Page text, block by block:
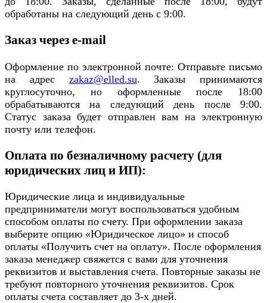
обработаны на следующий день с 9:00.
Заказ через e-mail
Оформление по электронной почте: Отправьте письмо
на адрес zakaz@elled.su. Заказы принимаются
круглосуточно, но оформленные после 18:00
обрабатываются на следующий день после 9:00.
Статус заказа будет отправлен вам на электронную
почту или телефон.
Оплата по безналичному расчету (для
юридических лиц и ИП):
Юридические лица и индивидуальные
предприниматели могут воспользоваться удобным
способом оплаты по счету. При оформлении заказа
выберите опцию «Юридическое лицо» и способ
оплаты «Получить счет на оплату». После оформления
заказа менеджер свяжется с вами для уточнения
реквизитов и выставления счета. Повторные заказы не
требуют повторного уточнения реквизитов. Срок
оплаты счета составляет до 3-х дней.